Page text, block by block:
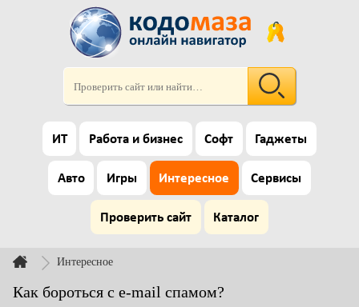
ИТ Работа и бизнес Софт Гаджеты
Авто Игры Интересное Сервисы
Проверить сайт Каталог
Интересное
Как бороться с e-mail спамом?